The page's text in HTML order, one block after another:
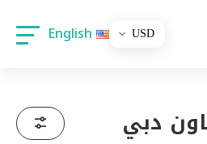
English
دبي